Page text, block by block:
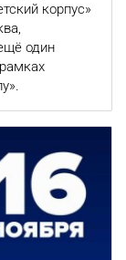
корпус»
один